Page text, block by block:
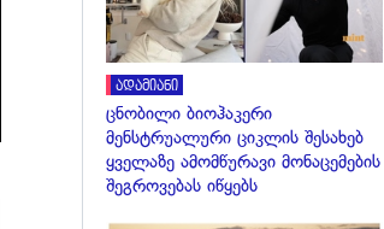
ადამიანი
ცნობილი ბიოჰაკერი
მენსტრუალური ციკლის შესახებ
ყველაზე ამომწურავი მონაცემების
შეგროვებას იწყებს